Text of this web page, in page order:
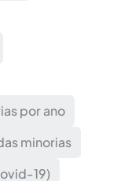
por ano
minorias
19)